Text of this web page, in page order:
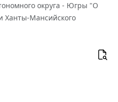
округа - Югры "О
Ханты-Мансийского